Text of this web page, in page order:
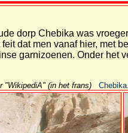
dorp Chebika was
feit dat men vanaf hier, met
garnizoenen. Onder het
"WikipediA" (in het frans)